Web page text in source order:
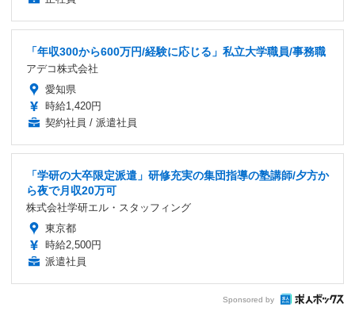
「年収300から600万円/経験に応じる」私立大学職員/事務職
アデコ株式会社
愛知県
時給1,420円
契約社員 / 派遣社員
「学研の大卒限定派遣」研修充実の集団指導の塾講師/夕方か
ら夜で月収20万可
株式会社学研エル・スタッフィング
東京都
時給2,500円
派遣社員
Sponsored by